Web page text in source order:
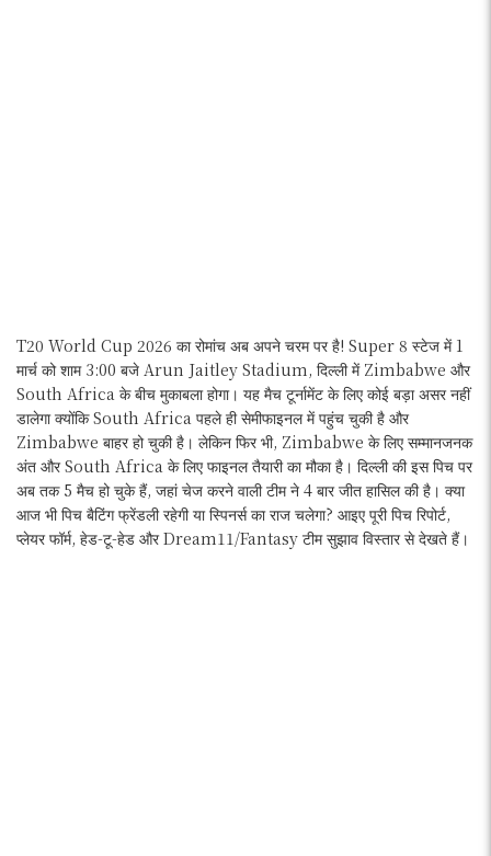
T20 World Cup 2026 का रोमांच अब अपने चरम पर है! Super 8 स्टेज में 1
मार्च को शाम 3:00 बजे Arun Jaitley Stadium, दिल्ली में Zimbabwe और
South Africa के बीच मुकाबला होगा। यह मैच टूर्नामेंट के लिए कोई बड़ा असर नहीं
डालेगा क्योंकि South Africa पहले ही सेमीफाइनल में पहुंच चुकी है और
Zimbabwe बाहर हो चुकी है। लेकिन फिर भी, Zimbabwe के लिए सम्मानजनक
अंत और South Africa के लिए फाइनल तैयारी का मौका है। दिल्ली की इस पिच पर
अब तक 5 मैच हो चुके हैं, जहां चेज करने वाली टीम ने 4 बार जीत हासिल की है। क्या
आज भी पिच बैटिंग फ्रेंडली रहेगी या स्पिनर्स का राज चलेगा? आइए पूरी पिच रिपोर्ट,
प्लेयर फॉर्म, हेड-टू-हेड और Dream11/Fantasy टीम सुझाव विस्तार से देखते हैं।